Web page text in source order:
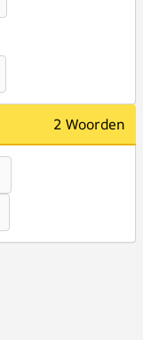
2 Woorden